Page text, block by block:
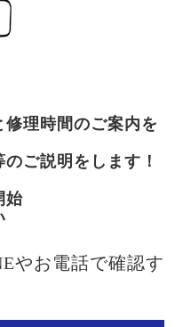
理時間のご案内を
ご説明をします！
始
やお電話で確認す